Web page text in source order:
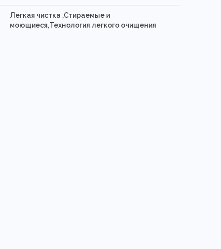
Легкая чистка ,Стираемые и
моющиеся,Технология легкого очищения